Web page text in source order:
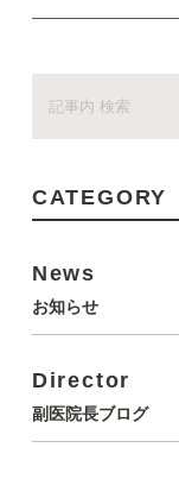
CATEGORY
News
お知らせ
Director
副医院長ブログ